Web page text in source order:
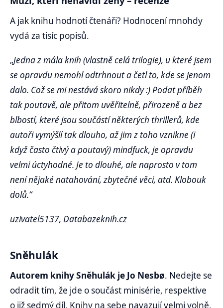
A jak knihu hodnotí čtenáři? Hodnocení mnohdy
vydá za tisíc popisů.
„Jedna z mála knih (vlastně celá trilogie), u které jsem
se opravdu nemohl odtrhnout a četl to, kde se jenom
dalo. Což se mi nestává skoro nikdy :) Podat příběh
tak poutavě, ale přitom uvěřitelně, přirozeně a bez
blbostí, které jsou součástí některých thrillerů, kde
autoři vymýšlí tak dlouho, až jim z toho vznikne (i
když často čtivý a poutavý) mindfuck, je opravdu
velmi úctyhodné. Je to dlouhé, ale naprosto v tom
není nějaké natahování, zbytečné věci, atd. Klobouk
dolů.“
uzivatel5137, Databazeknih.cz
Sněhulák
Autorem knihy Sněhulák je Jo Nesbø. Nedejte se
odradit tím, že jde o součást minisérie, respektive
o již sedmý díl. Knihy na sebe navazují velmi volně,